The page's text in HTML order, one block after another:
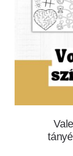
Valentin